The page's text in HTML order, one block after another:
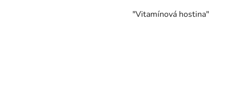
"Vitamínová hostina"